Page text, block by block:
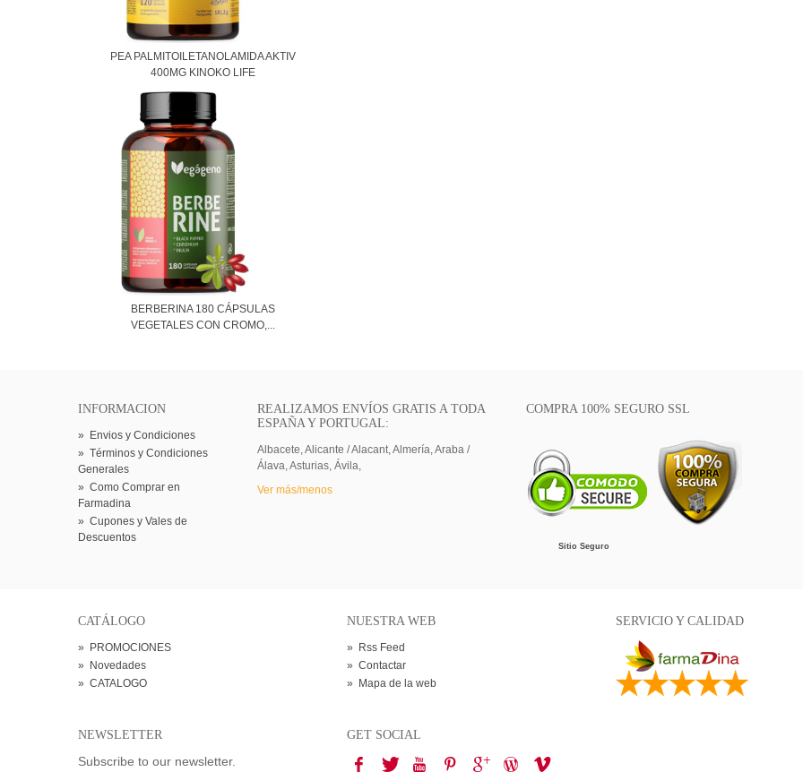
PEA PALMITOILETANOLAMIDA AKTIV
400MG KINOKO LIFE
BERBERINA 180 CÁPSULAS
VEGETALES CON CROMO,...
INFORMACION
» Envios y Condiciones
» Términos y Condiciones
Generales
» Como Comprar en
Farmadina
» Cupones y Vales de
Descuentos
REALIZAMOS ENVÍOS GRATIS A TODA
ESPAÑA Y PORTUGAL:
Albacete, Alicante / Alacant, Almería, Araba /
Álava, Asturias, Ávila,
Ver más/menos
COMPRA 100% SEGURO SSL
Sitio Seguro
CATÁLOGO
» PROMOCIONES
» Novedades
» CATALOGO
NUESTRA WEB
» Rss Feed
» Contactar
» Mapa de la web
SERVICIO Y CALIDAD
NEWSLETTER
Subscribe to our newsletter.
GET SOCIAL